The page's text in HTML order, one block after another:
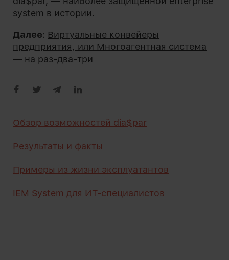
system в истории.
Далее: Виртуальные конвейеры
предприятия, или Многоагентная система
— на раз-два-три
Обзор возможностей dia$par
Результаты и факты
Примеры из жизни эксплуатантов
IEM System для ИТ-специалистов